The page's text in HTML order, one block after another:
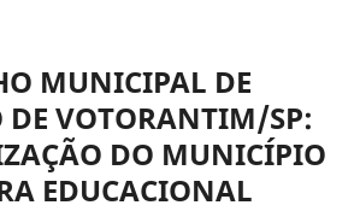
MUNICIPAL DE
DE VOTORANTIM/SP:
DO MUNICÍPIO
EDUCACIONAL